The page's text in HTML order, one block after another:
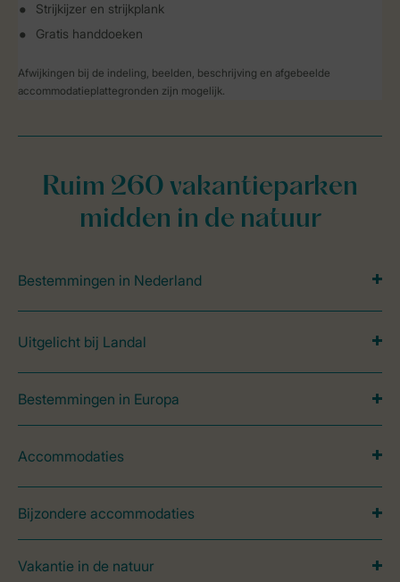
Strijkijzer en strijkplank
Gratis handdoeken
Afwijkingen bij de indeling, beelden, beschrijving en afgebeelde
accommodatieplattegronden zijn mogelijk.
Ruim 260 vakantieparken
midden in de natuur
Bestemmingen in Nederland
Uitgelicht bij Landal
Bestemmingen in Europa
Accommodaties
Bijzondere accommodaties
Vakantie in de natuur